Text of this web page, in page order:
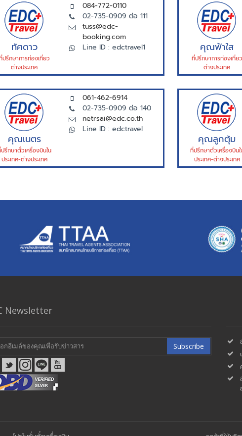
ทัศดาว
ปรึกษาการท่องเที่ยว
ต่างประเทศ
084-772-0110
02-735-0909 ต่อ 111
tuss@edc-
booking.com
Line ID : edctravel1
คุณฟ้าใส
ที่ปรึกษาการท่องเที่ยว
ต่างประเทศ
คุณเนตร
รึกษาตั่วเครื่องบินใน
ประเทศ-ต่างประเทศ
061-462-6914
02-735-0909 ต่อ 140
netrsai@edc.co.th
Line ID : edctravel
คุณลูกตุ้ม
ที่ปรึกษาตั่วเครื่องบิน
ประเทศ-ต่างประเทศ
Newsletter
Subscribe